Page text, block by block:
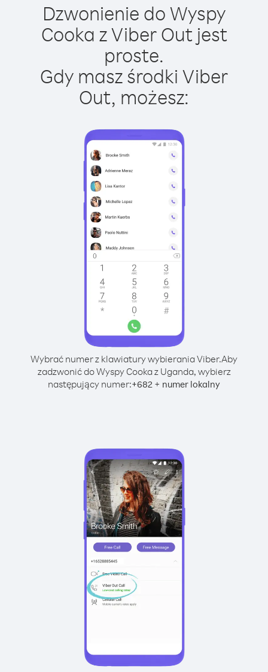
Dzwonienie do Wyspy
Cooka z Viber Out jest
proste.
Gdy masz środki Viber
Out, możesz:
Wybrać numer z klawiatury wybierania Viber.Aby
zadzwonić do Wyspy Cooka z Uganda, wybierz
następujący numer:+682 + numer lokalny